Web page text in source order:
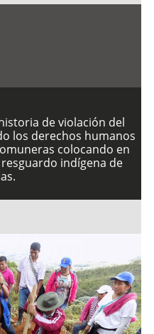
de violación del
los derechos humanos
colocando en
indígena de